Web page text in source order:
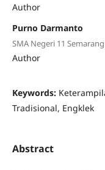
Author
Purno Darmanto
SMA Negeri 11 Semarang
Author
Keywords:
Tradisional, Engklek
Abstract